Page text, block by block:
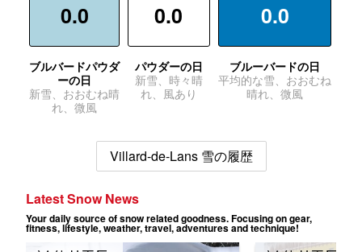
0.0
ブルバードパウダ
ーの日
新雪、おおむね晴
れ、微風
0.0
パウダーの日
新雪、時々晴
れ、風あり
0.0
ブルーバードの日
平均的な雪、おおむね
晴れ、微風
Villard-de-Lans 雪の履歴